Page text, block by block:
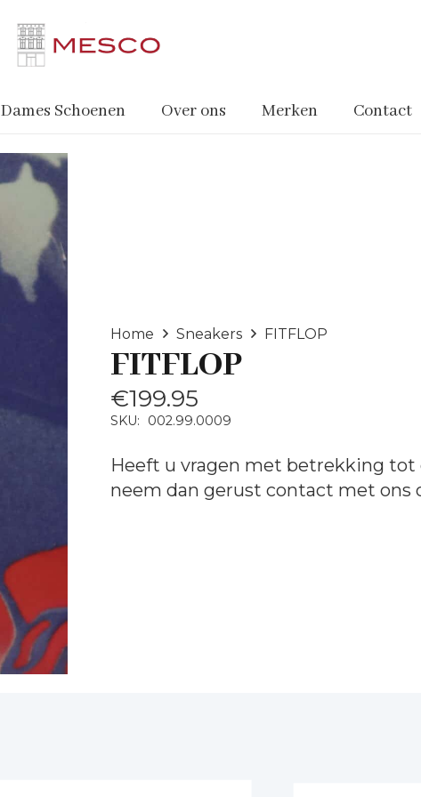
Dames Schoenen Over ons Merken Contact
Home Sneakers FITFLOP
FITFLOP
€199.95
SKU: 002.99.0009
Heeft u vragen met betrekking
neem dan gerust contact met ons